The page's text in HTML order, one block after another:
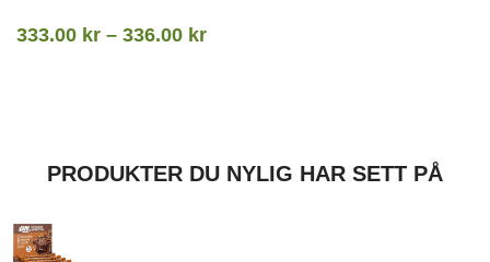
333.00 kr – 336.00 kr
PRODUKTER DU NYLIG HAR SETT PÅ